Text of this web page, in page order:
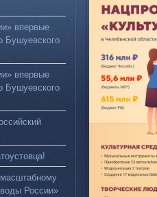
впервые
Бушуевского
впервые
Бушуевского
масштабному
России»